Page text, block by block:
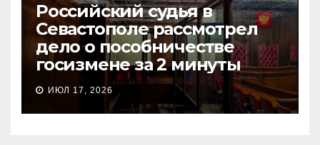
Российский судья в
Севастополе рассмотрел
дело о пособничестве
госизмене за 2 минуты
ИЮЛ 17, 2026